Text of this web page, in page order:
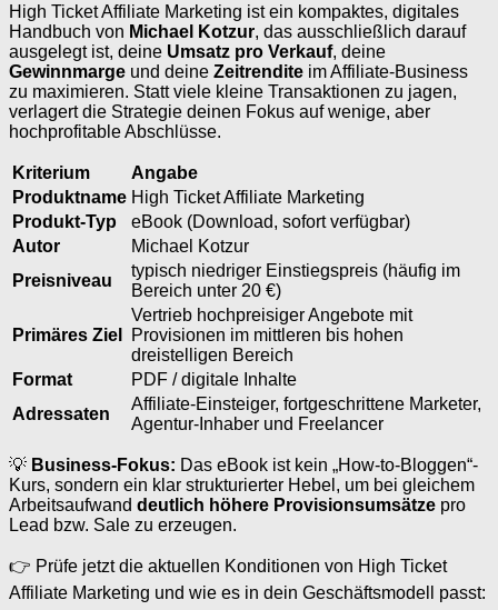
High Ticket Affiliate Marketing ist ein kompaktes, digitales
Handbuch von Michael Kotzur, das ausschließlich darauf
ausgelegt ist, deine Umsatz pro Verkauf, deine
Gewinnmarge und deine Zeitrendite im Affiliate-Business
zu maximieren. Statt viele kleine Transaktionen zu jagen,
verlagert die Strategie deinen Fokus auf wenige, aber
hochprofitable Abschlüsse.
Kriterium
Angabe
Produktname High Ticket Affiliate Marketing
Produkt-Typ
eBook (Download, sofort verfügbar)
Autor
Michael Kotzur
Preisniveau
typisch niedriger Einstiegspreis (häufig im
Bereich unter 20 €)
Primäres Ziel
Vertrieb hochpreisiger Angebote mit
Provisionen im mittleren bis hohen
dreistelligen Bereich
Format
PDF / digitale Inhalte
Adressaten
Affiliate-Einsteiger, fortgeschrittene Marketer,
Agentur-Inhaber und Freelancer
💡 Business-Fokus: Das eBook ist kein „How-to-Bloggen“-
Kurs, sondern ein klar strukturierter Hebel, um bei gleichem
Arbeitsaufwand deutlich höhere Provisionsumsätze pro
Lead bzw. Sale zu erzeugen.
👉 Prüfe jetzt die aktuellen Konditionen von High Ticket
Affiliate Marketing und wie es in dein Geschäftsmodell passt: